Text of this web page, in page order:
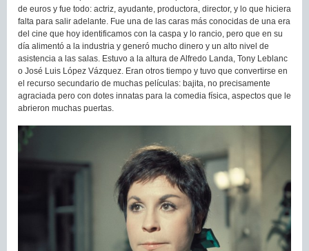
de euros y fue todo: actriz, ayudante, productora, director, y lo que hiciera
falta para salir adelante. Fue una de las caras más conocidas de una era
del cine que hoy identificamos con la caspa y lo rancio, pero que en su
día alimentó a la industria y generó mucho dinero y un alto nivel de
asistencia a las salas. Estuvo a la altura de Alfredo Landa, Tony Leblanc
o José Luis López Vázquez. Eran otros tiempo y tuvo que convertirse en
el recurso secundario de muchas películas: bajita, no precisamente
agraciada pero con dotes innatas para la comedia física, aspectos que le
abrieron muchas puertas.